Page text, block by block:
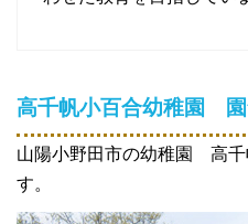
高千帆小百合幼稚園
山陽小野田市の幼稚園 高
す。